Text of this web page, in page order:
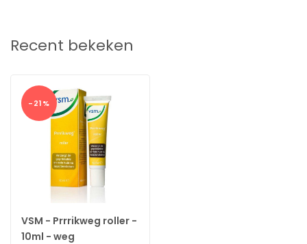
Recent bekeken
-21%
VSM - Prrrikweg roller -
10ml - weg